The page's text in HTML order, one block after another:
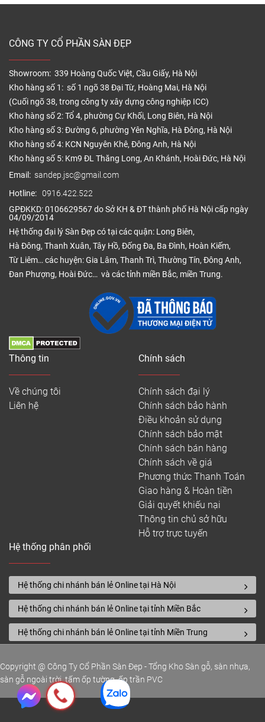
CÔNG TY CỔ PHẦN SÀN ĐẸP
Showroom: 339 Hoàng Quốc Việt, Cầu Giấy, Hà Nội
Kho hàng số 1: số 1 ngõ 38 Đại Từ, Hoàng Mai, Hà Nội
(Cuối ngõ 38, trong công ty xây dựng công nghiệp ICC)
Kho hàng số 2: Tổ 4, phường Cự Khối, Long Biên, Hà Nội
Kho hàng số 3: Đường 6, phường Yên Nghĩa, Hà Đông, Hà Nội
Kho hàng số 4: KCN Nguyên Khê, Đông Anh, Hà Nội
Kho hàng số 5: Km9 ĐL Thăng Long, An Khánh, Hoài Đức, Hà Nội
Email: sandep.jsc@gmail.com
Hotline: 0916.422.522
GPĐKKD: 0106629567 do Sở KH & ĐT thành phố Hà Nội cấp ngày
04/09/2014
Hệ thống đại lý Sàn Đẹp có tại các quận: Long Biên,
Hà Đông, Thanh Xuân, Tây Hồ, Đống Đa, Ba Đình, Hoàn Kiếm,
Từ Liêm… các huyện: Gia Lâm, Thanh Trì, Thường Tín, Đông Anh,
Đan Phượng, Hoài Đức… và các tỉnh miền Bắc, miền Trung.
Thông tin
Về chúng tôi
Liên hệ
Chính sách
Chính sách đại lý
Chính sách bảo hành
Điều khoản sử dụng
Chính sách bảo mật
Chính sách bán hàng
Chính sách về giá
Phương thức Thanh Toán
Giao hàng & Hoàn tiền
Giải quyết khiếu nại
Thông tin chủ sở hữu
Hỗ trợ trực tuyến
Hệ thống phân phối
Hệ thống chi nhánh bán lẻ Online tại Hà Nội
Hệ thống chi nhánh bán lẻ Online tại tỉnh Miền Bắc
Hệ thống chi nhánh bán lẻ Online tại tỉnh Miền Trung
Copyright @ Công Ty Cổ Phần Sàn Đẹp - Tổng Kho Sàn gỗ, sàn nhựa,
sàn gỗ ngoài trời, tấm ốp tường, ốp trần PVC